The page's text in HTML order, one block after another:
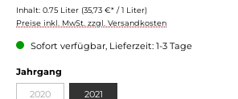
Inhalt: 0.75 Liter (35,73 €* / 1 Liter)
Preise inkl. MwSt. zzgl. Versandkosten
Sofort verfügbar, Lieferzeit: 1-3 Tage
Jahrgang
2020 2021